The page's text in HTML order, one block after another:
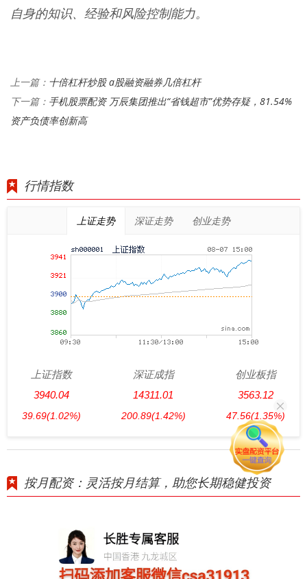
自身的知识、经验和风险控制能力。
上一篇： 十倍杠杆炒股 a股融资融券几倍杠杆
下一篇： 手机股票配资 万辰集团推出“省钱超市”优势存疑，81.54%
资产负债率创新高
行情指数
上证走势 深证走势 创业走势
上证指数
3940.04
39.69(1.02%)
深证成指
14311.01
200.89(1.42%)
创业板指
3563.12
47.56(1.35%)
按月配资：灵活按月结算，助您长期稳健投资